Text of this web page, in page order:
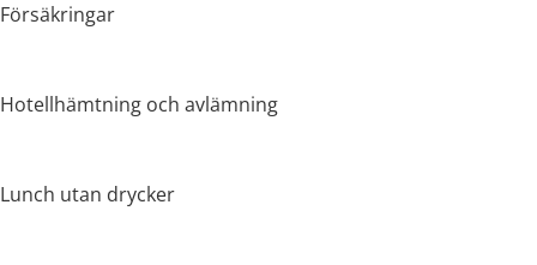
Försäkringar
Hotellhämtning och avlämning
Lunch utan drycker